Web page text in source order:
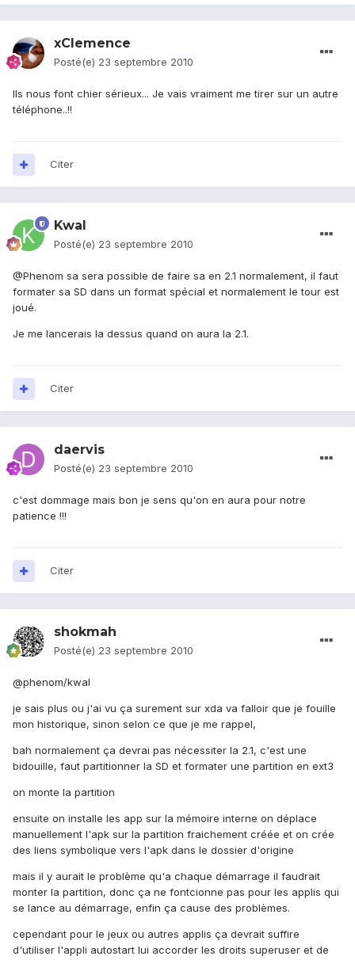
xClemence
Posté(e) 23 septembre 2010
Ils nous font chier sérieux... Je vais vraiment me tirer sur un autre
téléphone..!!
Citer
Kwal
Posté(e) 23 septembre 2010
@Phenom sa sera possible de faire sa en 2.1 normalement, il faut
formater sa SD dans un format spécial et normalement le tour est
joué.
Je me lancerais la dessus quand on aura la 2.1.
Citer
daervis
Posté(e) 23 septembre 2010
c'est dommage mais bon je sens qu'on en aura pour notre
patience !!!
Citer
shokmah
Posté(e) 23 septembre 2010
@phenom/kwal
je sais plus ou j'ai vu ça surement sur xda va falloir que je fouille
mon historique, sinon selon ce que je me rappel,
bah normalement ça devrai pas nécessiter la 2.1, c'est une
bidouille, faut partitionner la SD et formater une partition en ext3
on monte la partition
ensuite on installe les app sur la mémoire interne on déplace
manuellement l'apk sur la partition fraichement créée et on crée
des liens symbolique vers l'apk dans le dossier d'origine
mais il y aurait le problème qu'a chaque démarrage il faudrait
monter la partition, donc ça ne fontcionne pas pour les applis qui
se lance au démarrage, enfin ça cause des problèmes.
cependant pour le jeux ou autres applis ça devrait suffire
d'utiliser l'appli autostart lui accorder les droits superuser et de